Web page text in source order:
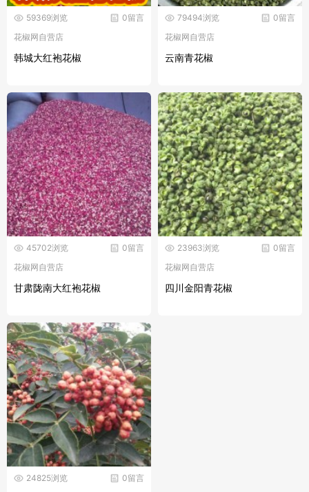
0留言
59369浏览
花椒网自营店
韩城大红袍花椒
0留言
79494浏览
花椒网自营店
云南青花椒
0留言
45702浏览
花椒网自营店
甘肃陇南大红袍花椒
0留言
23963浏览
花椒网自营店
四川金阳青花椒
0留言
24825浏览